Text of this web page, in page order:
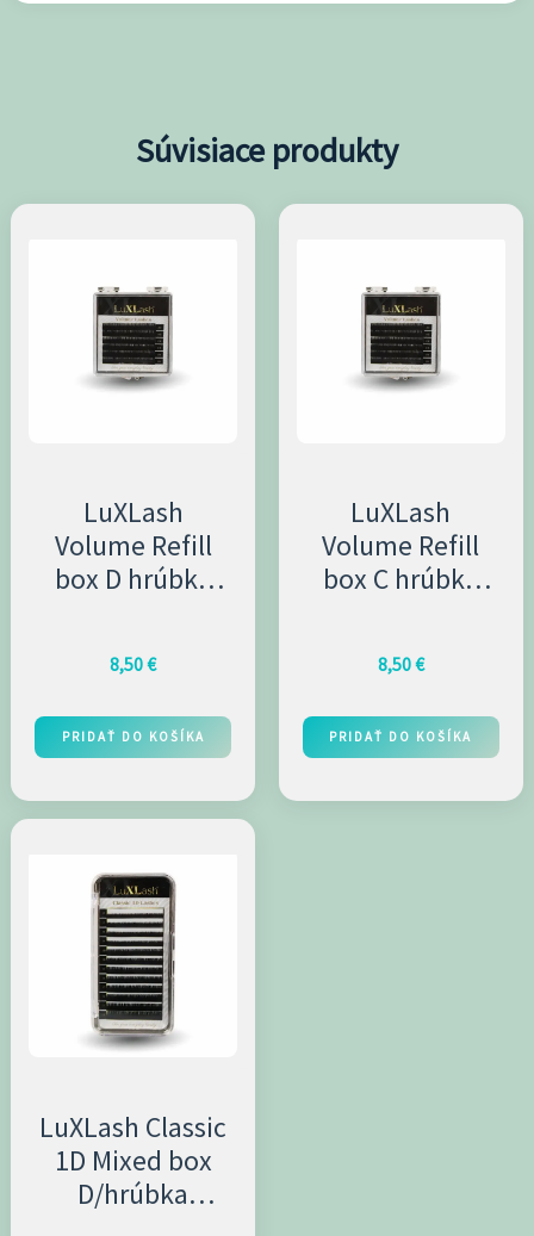
Súvisiace produkty
LuXLash
Volume Refill
box D hrúbka
8,50€
PRIDAŤ DO KOŠÍKA
LuXLash
Volume Refill
box C hrúbka
8,50€
PRIDAŤ DO KOŠÍKA
LuXLash Classic
1D Mixed box
D/hrúbka